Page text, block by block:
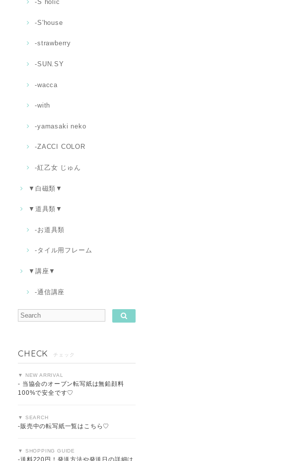
-S holic
-S'house
-strawberry
-SUN.SY
-wacca
-with
-yamasaki neko
-ZACCI COLOR
-紅乙女 じゅん
▼白磁類▼
▼道具類▼
‐お道具類
-タイル用フレーム
▼講座▼
-通信講座
CHECK チェック
▼ NEW ARRIVAL
- 当協会のオーブン転写紙は無鉛顔料
100%で安全です♡
▼ SEARCH
-販売中の転写紙一覧はこちら♡
▼ SHOPPING GUIDE
-送料220円！発送方法や発送日の詳細は